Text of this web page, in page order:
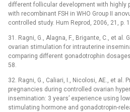
different follicular development with highly
with recombinant FSH in WHO Group II
controlled study. Hum Reprod, 2006, 21, p.
31. Ragni, G., Alagna, F., Brigante, C., et al.
ovarian stimulation for intrauterine
comparing different gonadotrophin
58.
32. Ragni, G., Caliari, I., Nicolosi, AE., et al.
pregnancies during controlled ovarian
insemination: 3 years’ experience using
stimulating hormone and gonadotropin-